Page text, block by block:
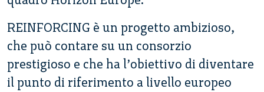
REINFORCING è un progetto ambizioso,
che può contare su un consorzio
prestigioso e che ha l’obiettivo di diventare
il punto di riferimento a livello europeo